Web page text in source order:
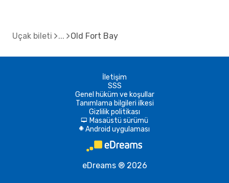
Uçak bileti Old Fort Bay
İletişim
SSS
Genel hüküm ve koşullar
Tanımlama bilgileri ilkesi
Gizlilik politikası
d Masaüstü sürümü
A Android uygulaması
eDreams ® 2026